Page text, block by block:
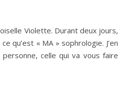
Violette. Durant deux jours,
qu’est « MA » sophrologie. J’en
celle qui va vous faire